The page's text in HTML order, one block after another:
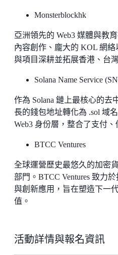
Monsterblockhk
亞洲領先的 Web3 媒體與教
內容創作、龐大的 KOL 網
與項目深耕並拓展香港、台
Solana Name Service
作為 Solana 鏈上最核心的去
長的錢包地址轉化為 .sol 域
Web3 身份層，整合了支付
BTCC Ventures
全球運營歷史最悠久的加密
部門。BTCC Ventures 致力
與創新應用，旨在塑造下一
值。
活動詳情與報名資訊